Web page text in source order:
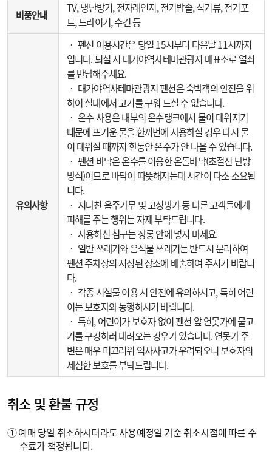
비품안내
TV, 냉난방기, 전자레인지, 전기밥솥, 식기류, 전기포
트, 드라이기, 수건 등
유의사항
‧ 펜션 이용시간은 당일 15시부터 다음날 11시까지
입니다. 퇴실 시 대가야역사테마관광지 매표소로 열쇠
를 반납해주세요.
‧ 대가야역사테마관광지 펜션은 숙박객의 안전을 위
하여 실내에서 고기를 구워 드실 수 없습니다.
‧ 온수 사용은 내부의 온수탱크에서 물이 데워지기
때문에 뜨거운 물을 한꺼번에 사용하실 경우 다시 물
이 데워질 때까지 한동안 온수가 안 나올 수 있습니다.
‧ 펜션 바닥은 온수를 이용한 온돌바닥(초절전 난방
방식)이므로 바닥이 따뜻해지는데 시간이 다소 소요됩
니다.
‧ 지나친 음주가무 및 고성방가 등 다른 고객들에게
피해를 주는 행위는 자제 부탁드립니다.
‧ 사용하신 침구는 장롱 안에 넣지 마세요.
‧ 일반 쓰레기와 음식물 쓰레기는 반드시 분리하여
펜션 주차장의 지정된 장소에 배출하여 주시기 바랍니
다.
‧ 각종 시설물 이용 시 안전에 유의하시고, 특히 어린
이는 보호자와 동행하시기 바랍니다.
‧ 특히, 어린이가 보호자 없이 펜션 앞 연못가에 물고
기를 구경하러 내려오는 경우가 있습니다. 연못가 주
변은 매우 미끄러워 익사사고가 우려되오니 보호자의
세심한 보호를 부탁드립니다.
취소 및 환불 규정
① 예매 당일 취소하시더라도 사용예정일 기준 취소시점에 따른 수
수료가 책정됩니다.